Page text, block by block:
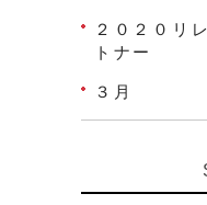
２０２０リ
トナー
３月